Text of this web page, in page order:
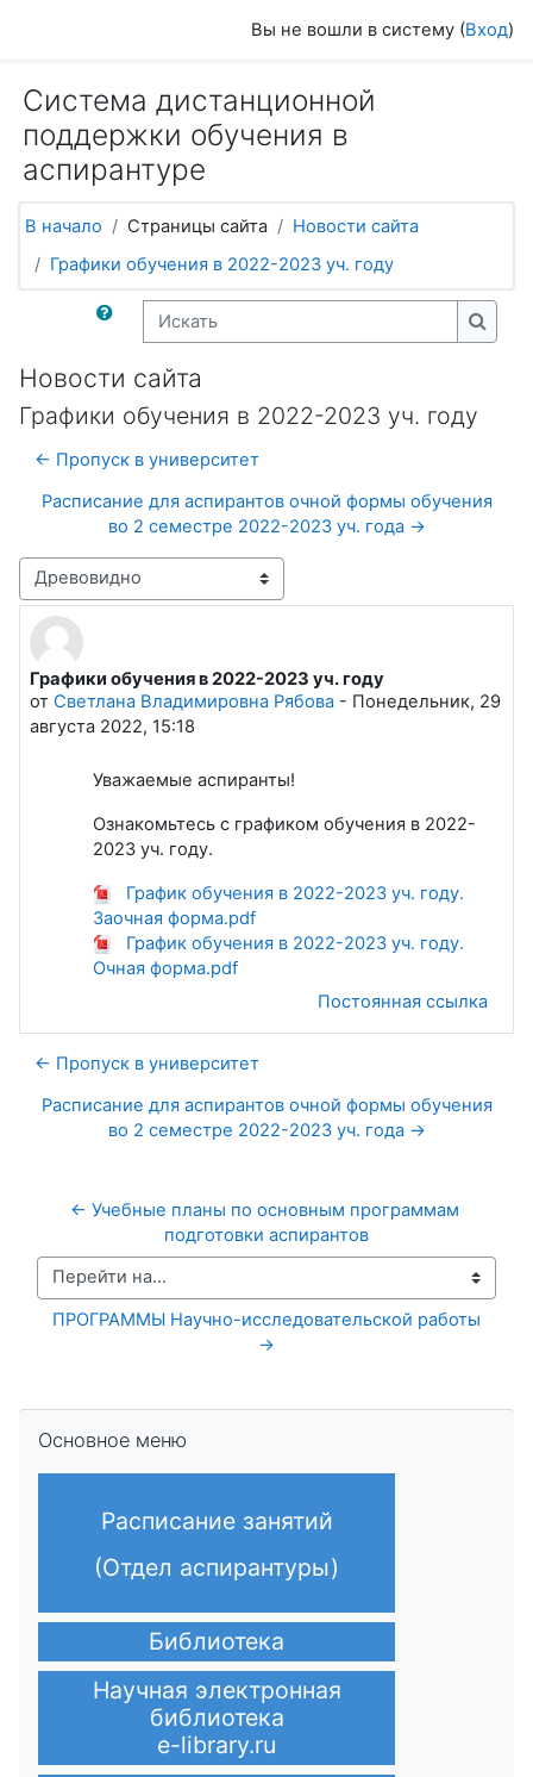
Вы не вошли в систему (Вход)
Система дистанционной
поддержки обучения в
аспирантуре
В начало Страницы сайта
Новости сайта
Графики обучения в 2022-2023 уч. году
Искать
Новости сайта
Графики обучения в 2022-2023 уч. году
← Пропуск в университет
Расписание для аспирантов очной формы обучения
во 2 семестре 2022-2023 уч. года →
Режим отображения
Графики обучения в 2022-2023 уч. году
от Светлана Владимировна Рябова - Понедельник, 29
августа 2022, 15:18
Количество ответов: 0
Уважаемые аспиранты!
Ознакомьтесь с графиком обучения в 2022-
2023 уч. году.
График обучения в 2022-2023 уч. году.
Заочная форма.pdf
График обучения в 2022-2023 уч. году.
Очная форма.pdf
Постоянная ссылка
← Пропуск в университет
Расписание для аспирантов очной формы обучения
во 2 семестре 2022-2023 уч. года →
← Учебные планы по основным программам
подготовки аспирантов
Перейти на...
ПРОГРАММЫ Научно-исследовательской работы
→
Основное меню
Расписание занятий
(Отдел аспирантуры)
Библиотека
Научная электронная
библиотека
e-library.ru